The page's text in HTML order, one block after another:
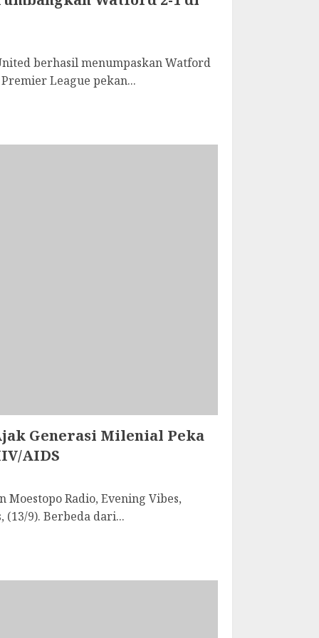
berhasil menumpaskan Watford
League pekan...
Generasi Milenial Peka
AIDS
Moestopo Radio, Evening Vibes,
9). Berbeda dari...